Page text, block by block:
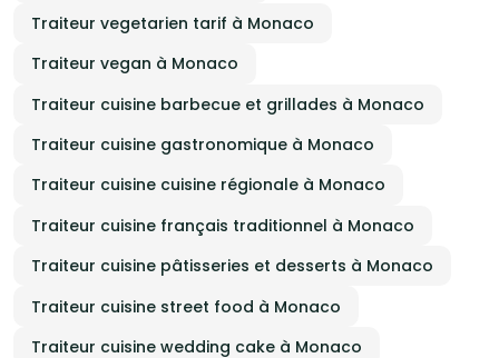
Traiteur vegetarien tarif à Monaco
Traiteur vegan à Monaco
Traiteur cuisine barbecue et grillades à Monaco
Traiteur cuisine gastronomique à Monaco
Traiteur cuisine cuisine régionale à Monaco
Traiteur cuisine français traditionnel à Monaco
Traiteur cuisine pâtisseries et desserts à Monaco
Traiteur cuisine street food à Monaco
Traiteur cuisine wedding cake à Monaco